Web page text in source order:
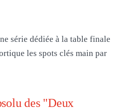
série dédiée à la table finale
les spots clés main par
des "Deux